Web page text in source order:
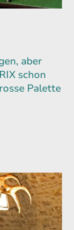
aber
schon
Palette